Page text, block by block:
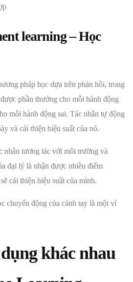
learning – Học
pháp học dựa trên phản hồi, trong
phần thưởng cho mỗi hành động
mỗi hành động sai. Tác nhân tự động
và cải thiện hiệu suất của nó.
nhân tương tác với môi trường và
đại lý là nhận được nhiều điểm
cải thiện hiệu suất của mình.
chuyển động của cánh tay là một ví
khác nhau